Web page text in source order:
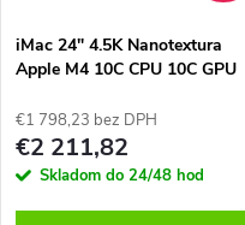
iMac 24" 4.5K Nanotextura
Apple M4 10C CPU 10C GPU
MD3H4SL/A
€1 798,23 bez DPH
€2 211,82
Skladom do 24/48 hod